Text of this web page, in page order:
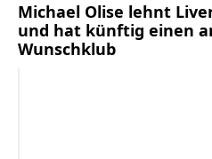
Michael Olise lehnt
und hat künftig einen
Wunschklub